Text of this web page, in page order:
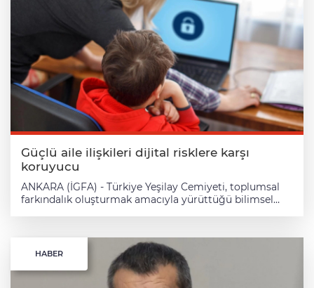
Güçlü aile ilişkileri dijital risklere karşı
koruyucu
ANKARA (İGFA) - Türkiye Yeşilay Cemiyeti, toplumsal
farkındalık oluşturmak amacıyla yürüttüğü bilimsel
araştırmayla dijital çağda çocuk ve ergenlerin karşı
karşıya olduğu risklere dikkat çekti. Araştırmalar,
internet bağımlılığı, siber zorbalık ve aile desteği
arasındaki ilişkiyi farklı örneklemler üzerinden ele
HABER